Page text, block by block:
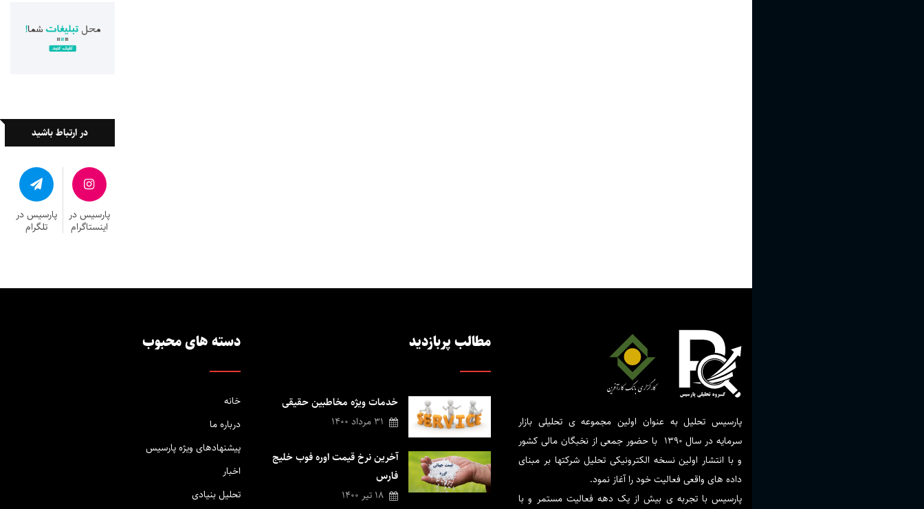
در ارتباط باشید
پارسیس در
اینستاگرام
پارسیس در
تلگرام
پارسیس تحلیل به عنوان اولین مجموعه ی تحلیلی بازار
سرمایه در سال 1390 با حضور جمعی از نخبگان مالی کشور
و با انتشار اولین نسخه الکترونیکی تحلیل شرکتها بر مبنای
داده های واقعی فعالیت خود را آغاز نمود.
پارسیس با تجربه ی بیش از یک دهه فعالیت مستمر و با
مطالب پربازدید
خدمات ویژه مخاطبین حقیقی
31 مرداد 1400
آخرین نرخ قیمت اوره فوب خلیج
فارس
18 تیر 1400
دسته های محبوب
خانه
درباره ما
پیشنهادهای ویژه پارسیس
اخبار
تحلیل بنیادی